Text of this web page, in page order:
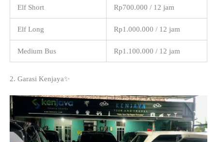
Elf Short Rp700.000 / 12 jam
Elf Long Rp1.000.000 / 12 jam
Medium Bus Rp1.100.000 / 12 jam
2. Garasi Kenjaya✨